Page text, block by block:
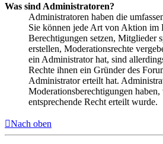
Was sind Administratoren?
Administratoren haben die
Sie können jede Art von Aktion im
Berechtigungen setzen, Mitglieder
erstellen, Moderationsrechte
ein Administrator hat, sind
Rechte ihnen ein Gründer des
Administrator erteilt hat.
Moderationsberechtigungen
entsprechende Recht erteilt wurde.
Nach oben